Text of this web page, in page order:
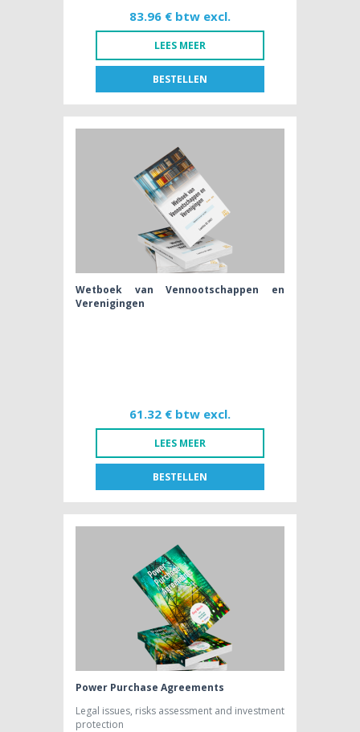
83.96 € btw excl.
LEES MEER
BESTELLEN
NL
Wetboek van Vennootschappen en
Verenigingen
61.32 € btw excl.
LEES MEER
BESTELLEN
NL
Power Purchase Agreements
Legal issues, risks assessment and investment
protection